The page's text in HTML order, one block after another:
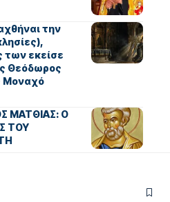
την
των εκείσε
Θεόδωρος
Μοναχό
ΜΑΤΘΙΑΣ: Ο
ΤΟΥ